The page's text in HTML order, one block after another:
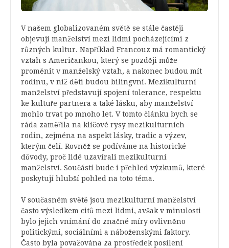
V našem globalizovaném světě se stále častěji
objevují manželství mezi lidmi pocházejícími z
různých kultur. Například Francouz má romantický
vztah s Američankou, který se později může
proměnit v manželský vztah, a nakonec budou mít
rodinu, v níž děti budou bilingvní. Mezikulturní
manželství představují spojení tolerance, respektu
ke kultuře partnera a také lásku, aby manželství
mohlo trvat po mnoho let. V tomto článku bych se
ráda zaměřila na klíčové rysy mezikulturních
rodin, zejména na aspekt lásky, tradic a výzev,
kterým čelí. Rovněž se podíváme na historické
důvody, proč lidé uzavírali mezikulturní
manželství. Součástí bude i přehled výzkumů, které
poskytují hlubší pohled na toto téma.
V současném světě jsou mezikulturní manželství
často výsledkem citů mezi lidmi, avšak v minulosti
bylo jejich vnímání do značné míry ovlivněno
politickými, sociálními a náboženskými faktory.
Často byla považována za prostředek posílení